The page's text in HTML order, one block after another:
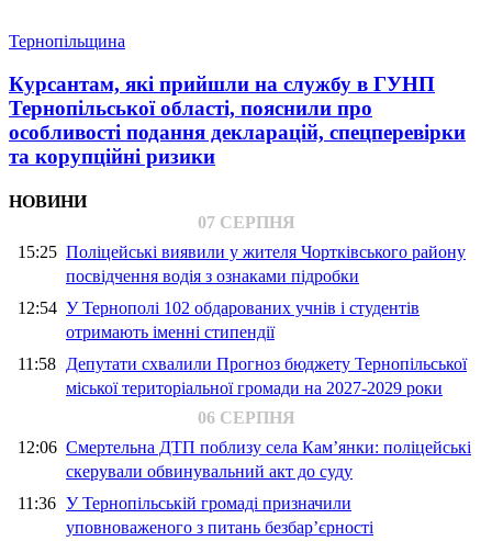
Тернопільщина
Курсантам, які прийшли на службу в ГУНП
Тернопільської області, пояснили про
особливості подання декларацій, спецперевірки
та корупційні ризики
НОВИНИ
07 СЕРПНЯ
15:25 Поліцейські виявили у жителя Чортківського району
посвідчення водія з ознаками підробки
12:54 У Тернополі 102 обдарованих учнів і студентів
отримають іменні стипендії
11:58 Депутати схвалили Прогноз бюджету Тернопільської
міської територіальної громади на 2027-2029 роки
06 СЕРПНЯ
12:06 Смертельна ДТП поблизу села Кам’янки: поліцейські
скерували обвинувальний акт до суду
11:36 У Тернопільській громаді призначили
уповноваженого з питань безбар’єрності